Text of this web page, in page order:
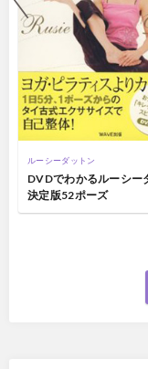
ルーシーダットン
DVDでわかるルーシー
決定版52ポーズ